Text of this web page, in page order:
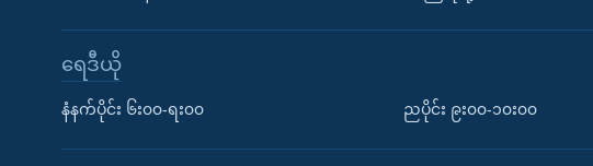
ရေဒီယို
နံနက်ပိုင်း ၆း၀၀-ရး၀၀ ညပိုင်း ၉း၀၀-၁၀း၀၀